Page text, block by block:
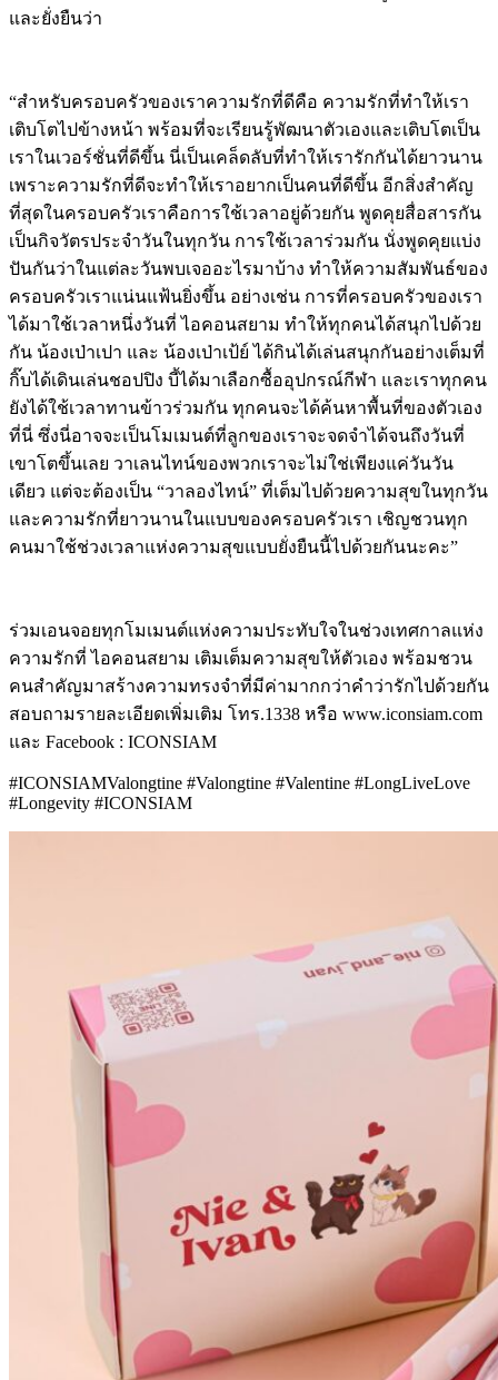
และยั่งยืนว่า
“สำหรับครอบครัวของเราความรักที่ดีคือ ความรักที่ทำให้เรา
เติบโตไปข้างหน้า พร้อมที่จะเรียนรู้พัฒนาตัวเองและเติบโตเป็น
เราในเวอร์ชั่นที่ดีขึ้น นี่เป็นเคล็ดลับที่ทำให้เรารักกันได้ยาวนาน
เพราะความรักที่ดีจะทำให้เราอยากเป็นคนที่ดีขึ้น อีกสิ่งสำคัญ
ที่สุดในครอบครัวเราคือการใช้เวลาอยู่ด้วยกัน พูดคุยสื่อสารกัน
เป็นกิจวัตรประจำวันในทุกวัน การใช้เวลาร่วมกัน นั่งพูดคุยแบ่ง
ปันกันว่าในแต่ละวันพบเจออะไรมาบ้าง ทำให้ความสัมพันธ์ของ
ครอบครัวเราแน่นแฟ้นยิ่งขึ้น อย่างเช่น การที่ครอบครัวของเรา
ได้มาใช้เวลาหนึ่งวันที่ ไอคอนสยาม ทำให้ทุกคนได้สนุกไปด้วย
กัน น้องเป่าเปา และ น้องเป่าเป้ย์ ได้กินได้เล่นสนุกกันอย่างเต็มที่
กิ๊บได้เดินเล่นชอปปิง บี้ได้มาเลือกซื้ออุปกรณ์กีฬา และเราทุกคน
ยังได้ใช้เวลาทานข้าวร่วมกัน ทุกคนจะได้ค้นหาพื้นที่ของตัวเอง
ที่นี่ ซึ่งนี่อาจจะเป็นโมเมนต์ที่ลูกของเราจะจดจำได้จนถึงวันที่
เขาโตขึ้นเลย วาเลนไทน์ของพวกเราจะไม่ใช่เพียงแค่วันวัน
เดียว แต่จะต้องเป็น “วาลองไทน์” ที่เต็มไปด้วยความสุขในทุกวัน
และความรักที่ยาวนานในแบบของครอบครัวเรา เชิญชวนทุก
คนมาใช้ช่วงเวลาแห่งความสุขแบบยั่งยืนนี้ไปด้วยกันนะคะ”
ร่วมเอนจอยทุกโมเมนต์แห่งความประทับใจในช่วงเทศกาลแห่ง
ความรักที่ ไอคอนสยาม เติมเต็มความสุขให้ตัวเอง พร้อมชวน
คนสำคัญมาสร้างความทรงจำที่มีค่ามากกว่าคำว่ารักไปด้วยกัน
สอบถามรายละเอียดเพิ่มเติม โทร.1338 หรือ www.iconsiam.com
และ Facebook : ICONSIAM
#ICONSIAMValongtine #Valongtine #Valentine #LongLiveLove
#Longevity #ICONSIAM